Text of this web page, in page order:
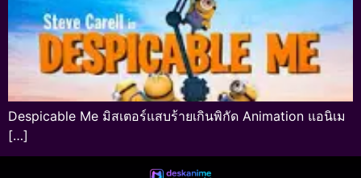
Despicable Me มิสเตอร์แสบร้ายเกินพิกัด Animation แอนิเม
[…]